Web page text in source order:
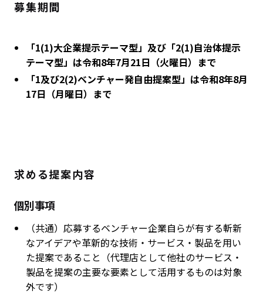
募集期間
「1(1)大企業提示テーマ型」及び「2(1)自治体提示
テーマ型」は令和8年7月21日（火曜日）まで
「1及び2(2)ベンチャー発自由提案型」は令和8年8月
17日（月曜日）まで
求める提案内容
個別事項
（共通）応募するベンチャー企業自らが有する斬新
なアイデアや革新的な技術・サービス・製品を用い
た提案であること（代理店として他社のサービス・
製品を提案の主要な要素として活用するものは対象
外です）